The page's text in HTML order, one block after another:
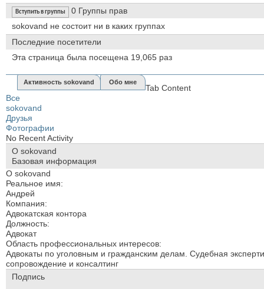
Вступить в группы 0 Группы прав
sokovand не состоит ни в каких группах
Последние посетители
Эта страница была посещена 19,065 раз
Активность sokovand Обо мне
Tab Content
Все
sokovand
Друзья
Фотографии
No Recent Activity
О sokovand
Базовая информация
О sokovand
Реальное имя:
Андрей
Компания:
Адвокатская контора
Должность:
Адвокат
Область профессиональных интересов:
Адвокаты по уголовным и гражданским делам. Судебная
сопровождение и консалтинг
Подпись